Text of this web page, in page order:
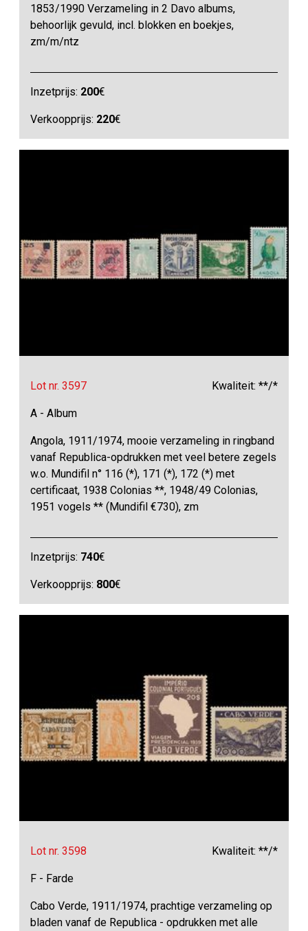
1853/1990 Verzameling in 2 Davo albums,
behoorlijk gevuld, incl. blokken en boekjes,
zm/m/ntz
Inzetprijs: 200€
Verkoopprijs: 220€
Lot nr. 3597 Kwaliteit: **/*
A - Album
Angola, 1911/1974, mooie verzameling in ringband
vanaf Republica-opdrukken met veel betere zegels
w.o. Mundifil n° 116 (*), 171 (*), 172 (*) met
certificaat, 1938 Colonias **, 1948/49 Colonias,
1951 vogels ** (Mundifil €730), zm
Inzetprijs: 740€
Verkoopprijs: 800€
Lot nr. 3598 Kwaliteit: **/*
F - Farde
Cabo Verde, 1911/1974, prachtige verzameling op
bladen vanaf de Republica - opdrukken met alle